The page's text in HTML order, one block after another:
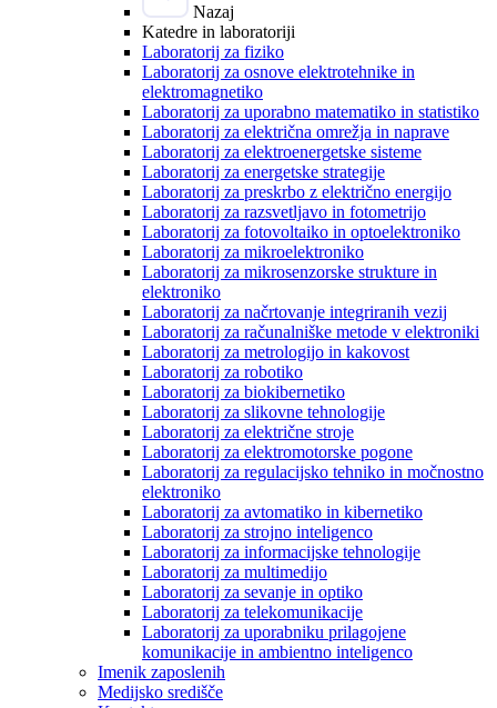
Nazaj
Katedre in laboratoriji
Laboratorij za fiziko
Laboratorij za osnove elektrotehnike in
elektromagnetiko
Laboratorij za uporabno matematiko in statistiko
Laboratorij za električna omrežja in naprave
Laboratorij za elektroenergetske sisteme
Laboratorij za energetske strategije
Laboratorij za preskrbo z električno energijo
Laboratorij za razsvetljavo in fotometrijo
Laboratorij za fotovoltaiko in optoelektroniko
Laboratorij za mikroelektroniko
Laboratorij za mikrosenzorske strukture in
elektroniko
Laboratorij za načrtovanje integriranih vezij
Laboratorij za računalniške metode v elektroniki
Laboratorij za metrologijo in kakovost
Laboratorij za robotiko
Laboratorij za biokibernetiko
Laboratorij za slikovne tehnologije
Laboratorij za električne stroje
Laboratorij za elektromotorske pogone
Laboratorij za regulacijsko tehniko in močnostno
elektroniko
Laboratorij za avtomatiko in kibernetiko
Laboratorij za strojno inteligenco
Laboratorij za informacijske tehnologije
Laboratorij za multimedijo
Laboratorij za sevanje in optiko
Laboratorij za telekomunikacije
Laboratorij za uporabniku prilagojene
komunikacije in ambientno inteligenco
Imenik zaposlenih
Medijsko središče